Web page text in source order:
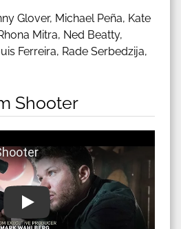
Glover, Michael Peña, Kate
Mitra, Ned Beatty,
Ferreira, Rade Serbedzija,
Shooter